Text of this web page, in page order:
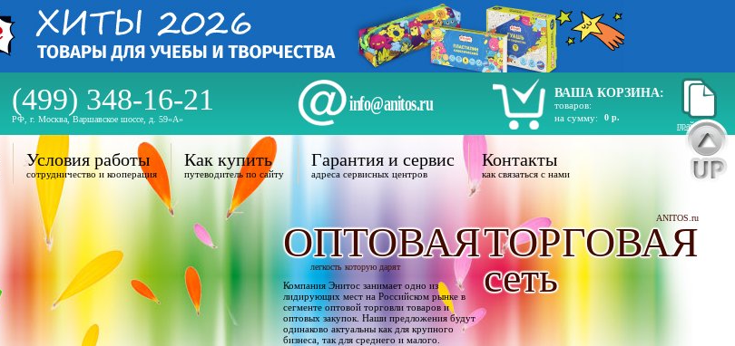
(499) 348-16-21
РФ, г. Москва, Варшавское шоссе, д. 59«А»
info@anitos.ru
ВАША КОРЗИНА:
товаров:
на сумму:
0 р.
прайс лист
Условия работы
сотрудничество и кооперация
Как купить
путеводитель по сайту
Гарантия и сервис
адреса сервисных центров
Контакты
как связаться с нами
ANITOS.ru
ОПТОВАЯТОРГОВАЯ
легкость которую дарят
Компания Энитос занимает одно из
лидирующих мест на Российском рынке в
сегменте оптовой торговли товаров и
оптовых закупок. Наши предложения будут
одинаково актуальны как для крупного
бизнеса, так для среднего и малого.
сеть